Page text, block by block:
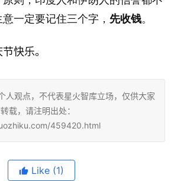
一定要记住三个字， 先收钱。
快乐。
人观点，不代表星火智库立场，仅供大家
载，请注明出处：
459420.html
Like (1)